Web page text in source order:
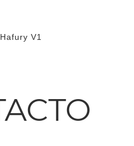
V1